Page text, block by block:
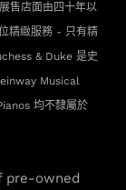
售店面由四十年以
精緻服務 - 只有精
& Duke 是史
Musical
均不隸屬於
pre-owned